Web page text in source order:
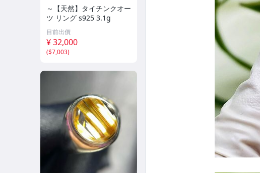
～【天然】タイチンクオー
ツ リング s925 3.1g
目前出價
¥ 32,000
($7,003)